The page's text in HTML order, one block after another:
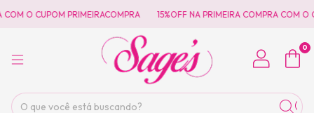
O CUPOM PRIMEIRACOMPRA 15%OFF NA PRIMEIRA COMPRA COM O
0